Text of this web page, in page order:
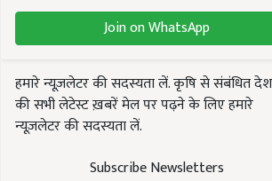
Join on WhatsApp
हमारे न्यूज़लेटर की सदस्यता लें. कृषि से संबंधित
की सभी लेटेस्ट ख़बरें मेल पर पढ़ने के लिए हमारे
न्यूज़लेटर की सदस्यता लें.
Subscribe Newsletters